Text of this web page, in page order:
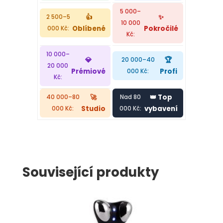
2 500–5
000 Kč:
👍
Oblíbené
5 000–
10 000
Kč:
✨
Pokročilé
10 000–
20 000
Kč:
💎
Prémiové
20 000–40
000 Kč:
🏆
Profi
40 000–80
000 Kč:
🚀
Studio
Nad 80
000 Kč:
👑 Top
vybavení
Související produkty